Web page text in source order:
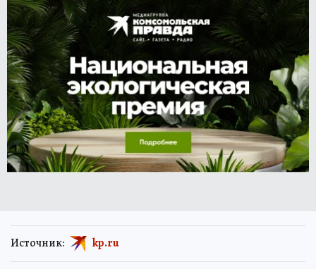
Источник: kp.ru